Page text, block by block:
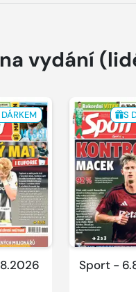
vydání
S
Sport -